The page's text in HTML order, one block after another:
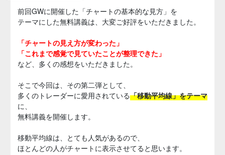
前回GWに開催した「チャートの基本的な見方」を
テーマにした無料講義は、大変ご好評をいただきました。
「チャートの見え方が変わった」
「これまで感覚で見ていたことが整理できた」
など、多くの感想をいただきました。
そこで今回は、その第二弾として、
多くのトレーダーに愛用されている「移動平均線」をテーマ
に、
無料講義を開催します。
移動平均線は、とても人気があるので、
ほとんどの人がチャートに表示させてると思います。